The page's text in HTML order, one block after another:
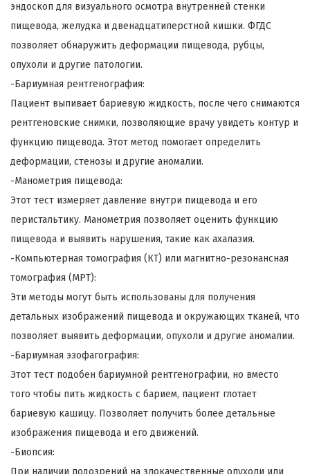
эндоскоп для визуального осмотра внутренней стенки
пищевода, желудка и двенадцатиперстной кишки. ФГДС
позволяет обнаружить деформации пищевода, рубцы,
опухоли и другие патологии.
-Бариумная рентгенография:
Пациент выпивает бариевую жидкость, после чего снимаются
рентгеновские снимки, позволяющие врачу увидеть контур и
функцию пищевода. Этот метод помогает определить
деформации, стенозы и другие аномалии.
-Манометрия пищевода:
Этот тест измеряет давление внутри пищевода и его
перистальтику. Манометрия позволяет оценить функцию
пищевода и выявить нарушения, такие как ахалазия.
-Компьютерная томография (КТ) или магнитно-резонансная
томография (МРТ):
Эти методы могут быть использованы для получения
детальных изображений пищевода и окружающих тканей, что
позволяет выявить деформации, опухоли и другие аномалии.
-Бариумная эзофагография:
Этот тест подобен бариумной рентгенографии, но вместо
того чтобы пить жидкость с барием, пациент глотает
бариевую кашицу. Позволяет получить более детальные
изображения пищевода и его движений.
-Биопсия: